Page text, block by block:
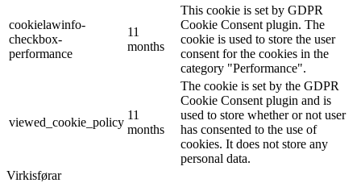
cookielawinfo-
checkbox-
performance
11
months
This cookie is set by GDPR
Cookie Consent plugin. The
cookie is used to store the user
consent for the cookies in the
category "Performance".
viewed_cookie_policy
11
months
The cookie is set by the GDPR
Cookie Consent plugin and is
used to store whether or not user
has consented to the use of
cookies. It does not store any
personal data.
Virkisførar